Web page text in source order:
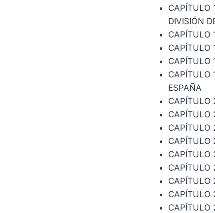
CAPÍTULO
DIVISIÓN
CAPÍTULO
CAPÍTULO
CAPÍTULO
CAPÍTULO
ESPAÑA
CAPÍTULO
CAPÍTULO
CAPÍTULO
CAPÍTULO
CAPÍTULO
CAPÍTULO
CAPÍTULO
CAPÍTULO
CAPÍTULO